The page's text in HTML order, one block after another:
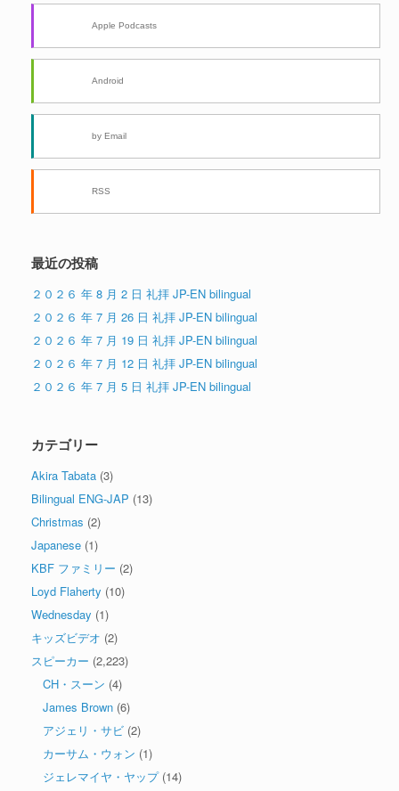
Apple Podcasts
Android
by Email
RSS
最近の投稿
２０２６ 年 8 月 2 日 礼拝 JP-EN bilingual
２０２６ 年 7 月 26 日 礼拝 JP-EN bilingual
２０２６ 年 7 月 19 日 礼拝 JP-EN bilingual
２０２６ 年 7 月 12 日 礼拝 JP-EN bilingual
２０２６ 年 7 月 5 日 礼拝 JP-EN bilingual
カテゴリー
Akira Tabata (3)
Bilingual ENG-JAP (13)
Christmas (2)
Japanese (1)
KBF ファミリー (2)
Loyd Flaherty (10)
Wednesday (1)
キッズビデオ (2)
スピーカー (2,223)
CH・スーン (4)
James Brown (6)
アジェリ・サビ (2)
カーサム・ウォン (1)
ジェレマイヤ・ヤップ(14)